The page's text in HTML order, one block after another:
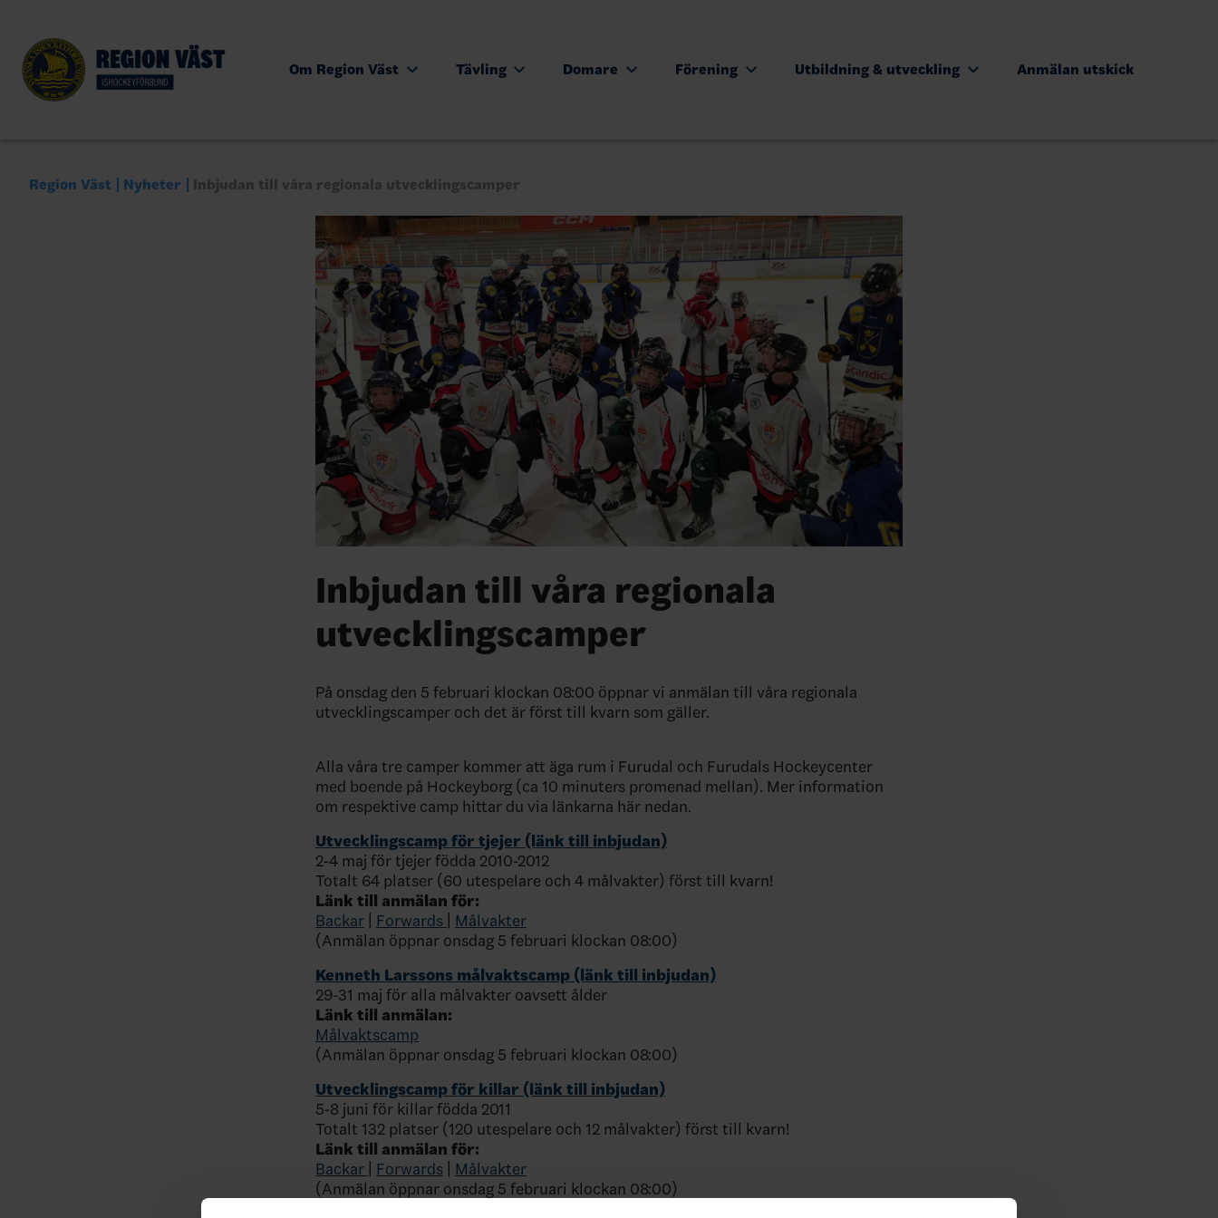
Om Region Väst Tävling Domare Förening Utbildning & utveckling Anmälan utskick
Region Väst Nyheter Inbjudan till våra regionala utvecklingscamper
Inbjudan till våra regionala
utvecklingscamper
På onsdag den 5 februari klockan 08:00 öppnar vi anmälan till våra regionala
utvecklingscamper och det är först till kvarn som gäller.
Alla våra tre camper kommer att äga rum i Furudal och Furudals Hockeycenter
med boende på Hockeyborg (ca 10 minuters promenad mellan). Mer information
om respektive camp hittar du via länkarna här nedan.
Utvecklingscamp för tjejer (länk till inbjudan)
2-4 maj för tjejer födda 2010-2012
Totalt 64 platser (60 utespelare och 4 målvakter) först till kvarn!
Länk till anmälan för:
Backar
Forwards
Målvakter
(Anmälan öppnar onsdag 5 februari klockan 08:00)
Kenneth Larssons målvaktscamp (länk till inbjudan)
29-31 maj för alla målvakter oavsett ålder
Länk till anmälan:
Målvaktscamp
(Anmälan öppnar onsdag 5 februari klockan 08:00)
Utvecklingscamp för killar (länk till inbjudan)
5-8 juni för killar födda 2011
Totalt 132 platser (120 utespelare och 12 målvakter) först till kvarn!
Länk till anmälan för:
Backar
Forwards
Målvakter
(Anmälan öppnar onsdag 5 februari klockan 08:00)